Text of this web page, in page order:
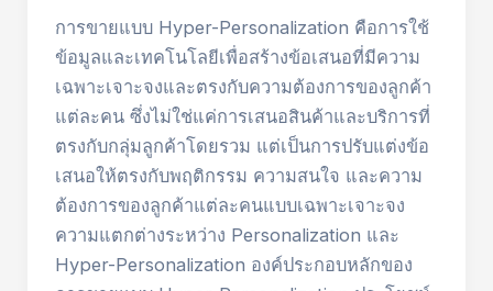
การขายแบบ Hyper-Personalization คือการใช้
ข้อมูลและเทคโนโลยีเพื่อสร้างข้อเสนอที่มีความ
เฉพาะเจาะจงและตรงกับความต้องการของลูกค้า
แต่ละคน ซึ่งไม่ใช่แค่การเสนอสินค้าและบริการที่
ตรงกับกลุ่มลูกค้าโดยรวม แต่เป็นการปรับแต่งข้อ
เสนอให้ตรงกับพฤติกรรม ความสนใจ และความ
ต้องการของลูกค้าแต่ละคนแบบเฉพาะเจาะจง
ความแตกต่างระหว่าง Personalization และ
Hyper-Personalization องค์ประกอบหลักของ